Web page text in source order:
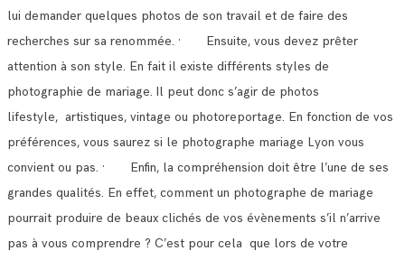
lui demander quelques photos de son travail et de faire des
recherches sur sa renommée. · Ensuite, vous devez prêter
attention à son style. En fait il existe différents styles de
photographie de mariage. Il peut donc s’agir de photos
lifestyle, artistiques, vintage ou photoreportage. En fonction de vos
préférences, vous saurez si le photographe mariage Lyon vous
convient ou pas. · Enfin, la compréhension doit être l’une de ses
grandes qualités. En effet, comment un photographe de mariage
pourrait produire de beaux clichés de vos évènements s’il n’arrive
pas à vous comprendre ? C’est pour cela que lors de votre